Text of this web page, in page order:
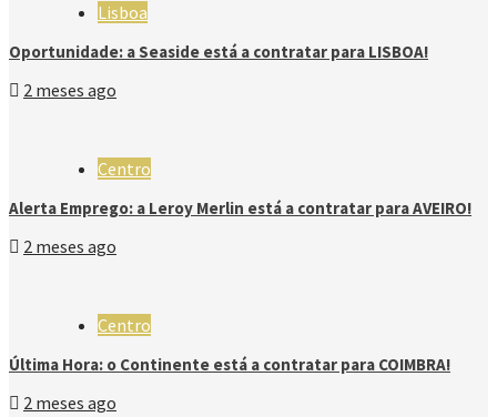
Lisboa
Oportunidade: a Seaside está a contratar para LISBOA!
2 meses ago
Centro
Alerta Emprego: a Leroy Merlin está a contratar para AVEIRO!
2 meses ago
Centro
Última Hora: o Continente está a contratar para COIMBRA!
2 meses ago